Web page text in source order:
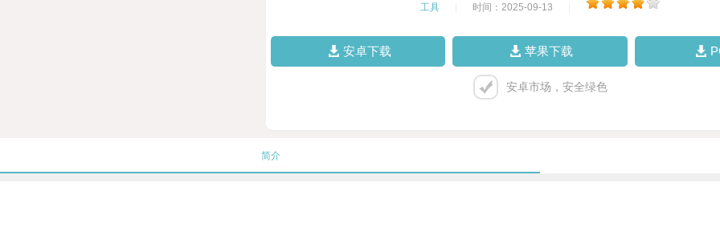
工具 时间：2025-09-13
安卓下载 苹果下载
安卓市场，安全绿色
简介